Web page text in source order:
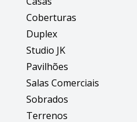
Coberturas
Duplex
Studio JK
Pavilhões
Salas Comerciais
Sobrados
Terrenos